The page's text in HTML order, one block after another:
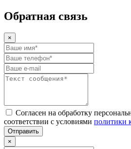
Обратная связь
×
Согласен на обработку
соответствии с условиями политики
Отправить
×